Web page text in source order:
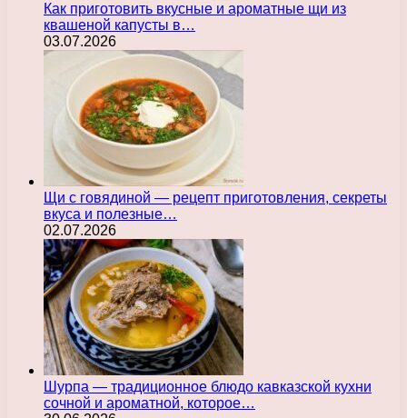
Как приготовить вкусные и ароматные щи из
квашеной капусты в…
03.07.2026
Щи с говядиной — рецепт приготовления, секреты
вкуса и полезные…
02.07.2026
Шурпа — традиционное блюдо кавказской кухни
сочной и ароматной, которое…